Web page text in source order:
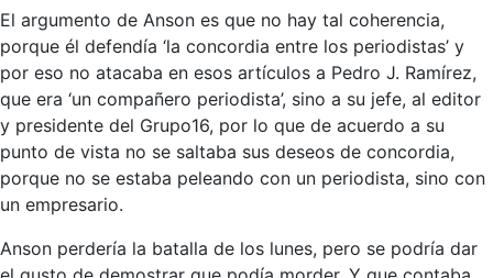
El argumento de Anson es que no hay tal coherencia,
porque él defendía ‘la concordia entre los periodistas’ y
por eso no atacaba en esos artículos a Pedro J. Ramírez,
que era ‘un compañero periodista’, sino a su jefe, al editor
y presidente del Grupo16, por lo que de acuerdo a su
punto de vista no se saltaba sus deseos de concordia,
porque no se estaba peleando con un periodista, sino con
un empresario.
Anson perdería la batalla de los lunes, pero se podría dar